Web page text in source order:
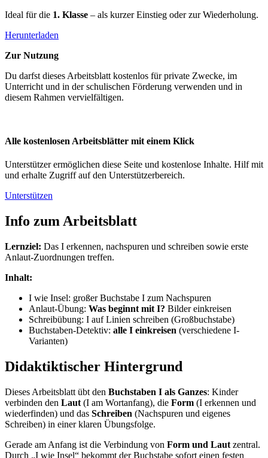
Ideal für die 1. Klasse – als kurzer Einstieg oder zur Wiederholung.
Herunterladen
Zur Nutzung
Du darfst dieses Arbeitsblatt kostenlos für private Zwecke, im
Unterricht und in der schulischen Förderung verwenden und in
diesem Rahmen vervielfältigen.
Alle kostenlosen Arbeitsblätter mit einem Klick
Unterstützer ermöglichen diese Seite und kostenlose Inhalte. Hilf mit
und erhalte Zugriff auf den Unterstützerbereich.
Unterstützen
Info zum Arbeitsblatt
Lernziel: Das I erkennen, nachspuren und schreiben sowie erste
Anlaut-Zuordnungen treffen.
Inhalt:
I wie Insel: großer Buchstabe I zum Nachspuren
Anlaut-Übung: Was beginnt mit I? Bilder einkreisen
Schreibübung: I auf Linien schreiben (Großbuchstabe)
Buchstaben-Detektiv: alle I einkreisen (verschiedene I-
Varianten)
Didaktiktischer Hintergrund
Dieses Arbeitsblatt übt den Buchstaben I als Ganzes: Kinder
verbinden den Laut (I am Wortanfang), die Form (I erkennen und
wiederfinden) und das Schreiben (Nachspuren und eigenes
Schreiben) in einer klaren Übungsfolge.
Gerade am Anfang ist die Verbindung von Form und Laut zentral.
Durch „I wie Insel“ bekommt der Buchstabe sofort einen festen